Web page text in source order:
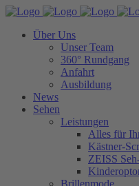
Über Uns
Unser Team
360° Rundgang
Anfahrt
Ausbildung
News
Sehen
Leistungen
Alles für
Kästner-
ZEISS
Brillenmode